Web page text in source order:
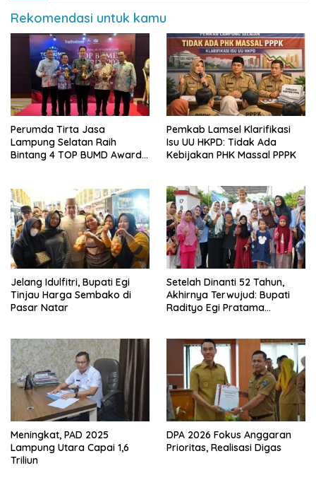
Rekomendasi untuk kamu
Perumda Tirta Jasa
Lampung Selatan Raih
Bintang 4 TOP BUMD Awards
Pemkab Lamsel Klarifikasi
Isu UU HKPD: Tidak Ada
Kebijakan PHK Massal PPPK
Jelang Idulfitri, Bupati Egi
Tinjau Harga Sembako di
Pasar Natar
Setelah Dinanti 52 Tahun,
Akhirnya Terwujud: Bupati
Radityo Egi Pratama
Meningkat, PAD 2025
Lampung Utara Capai 1,6
Triliun
DPA 2026 Fokus Anggaran
Prioritas, Realisasi Digas